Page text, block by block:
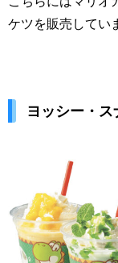
ケツを販売してい
ヨッシー・